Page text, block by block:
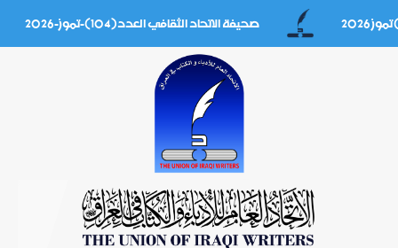
صحيفة الاتحاد الثقافي العدد(104)-تموز-2026